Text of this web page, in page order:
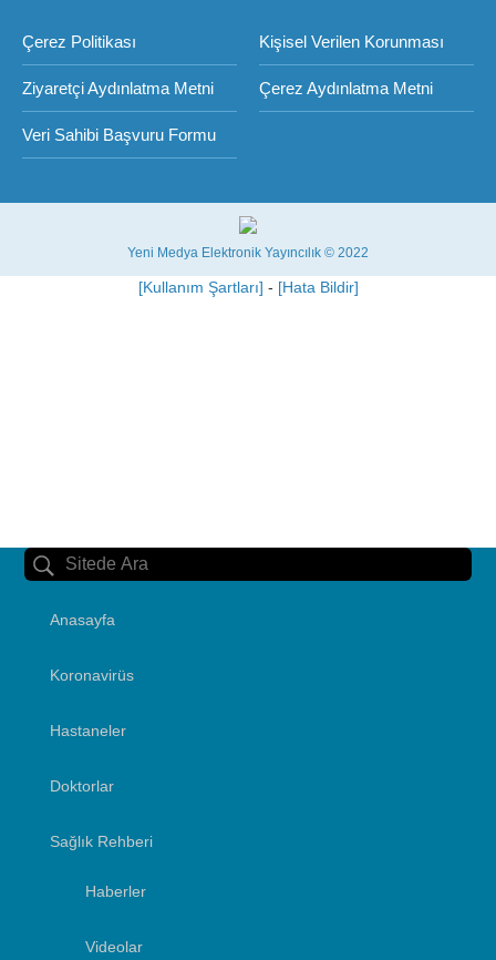
Çerez Politikası Kişisel Verilen Korunması
Ziyaretçi Aydınlatma Metni Çerez Aydınlatma Metni
Veri Sahibi Başvuru Formu
Yeni Medya Elektronik Yayıncılık © 2022
[Kullanım Şartları] - [Hata Bildir]
Anasayfa
Koronavirüs
Hastaneler
Doktorlar
Sağlık Rehberi
Haberler
Videolar